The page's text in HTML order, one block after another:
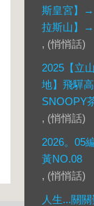
斯皇宮】
拉斯山】→
, (悄悄話)
2025【立
地】飛驒
SNOOPY
, (悄悄話)
2026。05
黃NO.08
, (悄悄話)
人生...關